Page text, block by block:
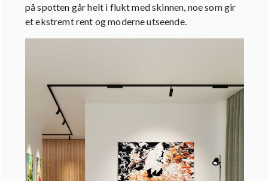
på spotten går helt i flukt med skinnen, noe som gir
et ekstremt rent og moderne utseende.